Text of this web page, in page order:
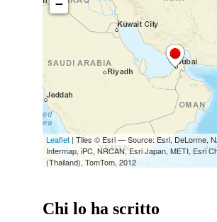
Chi lo ha scritto